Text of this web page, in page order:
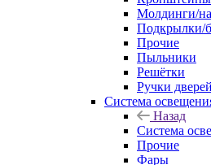
Молдинги/
Подкрылки/
Прочие
Пыльники
Решётки
Ручки дверей
Система
Назад
Система
Прочие
Фары